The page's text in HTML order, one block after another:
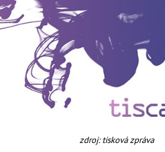
zdroj: tisková zpráva